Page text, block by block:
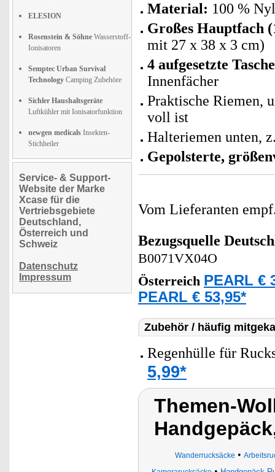
ELESION
Rosenstein & Söhne Wasserstoff-
Ionisatoren
Semptec Urban Survival
Technology Camping Zubehöre
Sichler Haushaltsgeräte
Luftkühler mit Ionisatorfunktion
newgen medicals Insekten-
Stichheiler
Service- & Support-
Website der Marke
Xcase für die
Vertriebsgebiete
Deutschland,
Österreich und
Schweiz
Datenschutz
Impressum
Material: 100 %
Großes Hauptfach
mit 27 x 38 x 3 cm)
4 aufgesetzte
Innenfächer
Praktische Riemen,
voll ist
Halteriemen unten,
Gepolsterte,
Vom Lieferanten
Bezugsquelle
B0071VX04O
Österreich PEARL €
PEARL € 53,95*
Zubehör / häufig
Regenhülle für
5,99*
Themen-
Wanderrucksäcke •